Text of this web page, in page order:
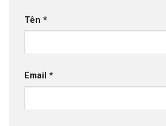
Tên *
Email *